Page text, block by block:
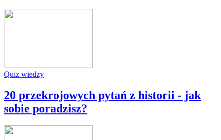
Quiz wiedzy
20 przekrojowych pytań z historii - jak
sobie poradzisz?